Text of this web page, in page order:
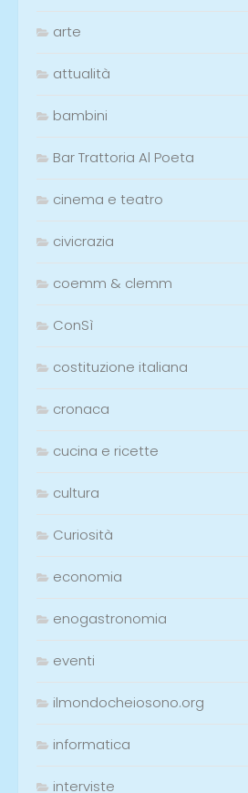
arte
attualità
bambini
Bar Trattoria Al Poeta
cinema e teatro
civicrazia
coemm & clemm
ConSì
costituzione italiana
cronaca
cucina e ricette
cultura
Curiosità
economia
enogastronomia
eventi
ilmondocheiosono.org
informatica
interviste